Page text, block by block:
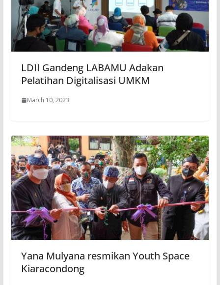
LDII Gandeng LABAMU Adakan
Pelatihan Digitalisasi UMKM
March 10, 2023
Yana Mulyana resmikan Youth Space
Kiaracondong